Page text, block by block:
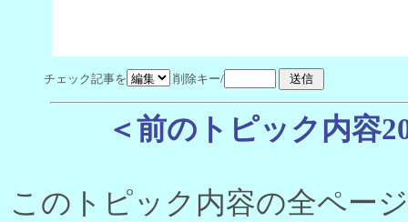
チェック記事を 削除キー/
＜前のトピック内容
このトピック内容の全ペー